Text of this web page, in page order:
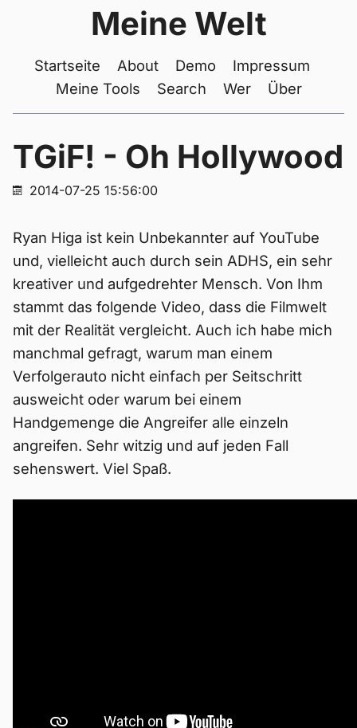
Meine Welt
Startseite About Demo
Impressum
Meine Tools
Search Wer Über
TGiF! - Oh Hollywood
2014-07-25 15:56:00
Ryan Higa ist kein Unbekannter auf YouTube
und, vielleicht auch durch sein ADHS, ein sehr
kreativer und aufgedrehter Mensch. Von Ihm
stammt das folgende Video, dass die Filmwelt
mit der Realität vergleicht. Auch ich habe mich
manchmal gefragt, warum man einem
Verfolgerauto nicht einfach per Seitschritt
ausweicht oder warum bei einem
Handgemenge die Angreifer alle einzeln
angreifen. Sehr witzig und auf jeden Fall
sehenswert. Viel Spaß.